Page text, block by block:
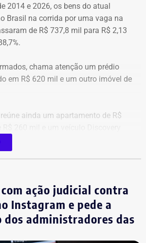
sob pretexto
de 2025, as despesas ligadas a
e chegaram a R$ 228,6 mil,
para destinos que incluem Roma,
internacional, visitas a
institucional. Mas os
como “20255”.
de textos repetidos em missões
para Argentina, França, Itália e
por exemplo, foi usada a
2014 e 2026, os bens do atual
Brasil na corrida por uma vaga na
de R$ 737,8 mil para R$ 2,13
chama atenção um prédio
em R$ 620 mil e um outro imóvel de
ainda um apartamento de R$
por R$ 330 mil. Também
de R$ 177 mil em aplicações e
ação judicial contra
Instagram e pede a
administradores das